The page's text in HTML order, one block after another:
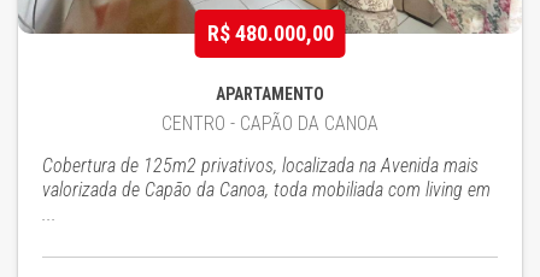
R$ 480.000,00
APARTAMENTO
CENTRO - CAPÃO DA CANOA
Cobertura de 125m2 privativos, localizada na Avenida mais
valorizada de Capão da Canoa, toda mobiliada com living em
...